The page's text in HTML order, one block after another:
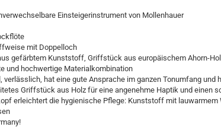
Einsteigerinstrument von Mollenhauer
mit Doppelloch
gefärbtem Kunststoff, Griffstück aus europäischem Ahorn-
und hochwertige Materialkombination
verlässlich, hat eine gute Ansprache im ganzen Tonumfang und
Griffstück aus Holz für eine angenehme Haptik und einen
erleichtert die hygienische Pflege: Kunststoff mit